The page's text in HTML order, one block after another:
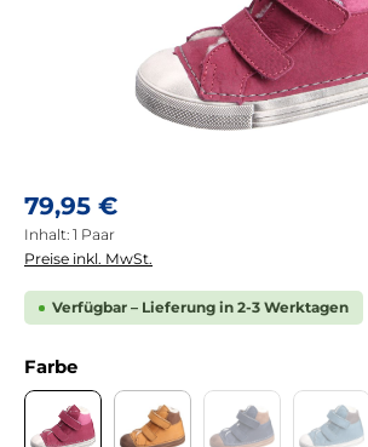
Regulärer Preis:
79,95 €
Inhalt: 1 Paar
Preise inkl. MwSt.
Verfügbar – Lieferung in 2-3 Werktagen
Farbeauswählen